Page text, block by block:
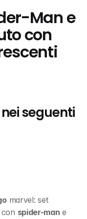
Man e
con
seguenti
marvel: set
spider-man e